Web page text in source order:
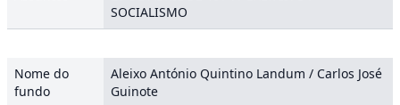
SOCIALISMO
Nome do
fundo
Aleixo António Quintino Landum / Carlos José
Guinote